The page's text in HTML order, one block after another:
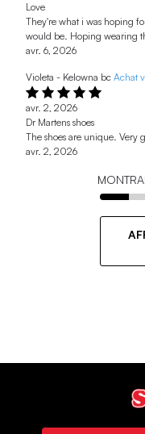
Love
They're what i was hoping
would be. Hoping wearing
avr. 6, 2026
Violeta - Kelowna bc Achat
avr. 2, 2026
Dr Martens shoes
The shoes are unique. Very
avr. 2, 2026